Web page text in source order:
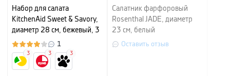
Набор для салата
KitchenAid Sweet & Savory,
диаметр 28 см, бежевый, 3
предмета
1
3 3 3
Салатник фарфоровый
Rosenthal JADE, диаметр
23 см, белый
Оставить отзыв